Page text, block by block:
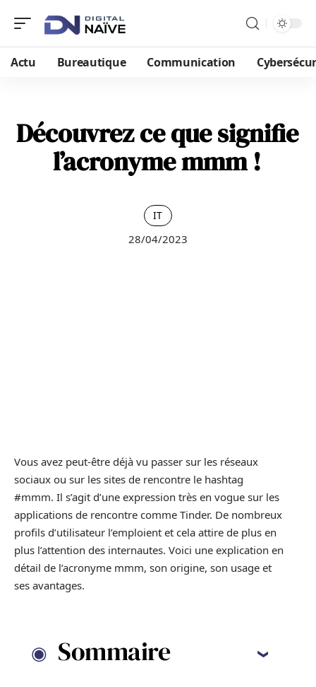
Actu Bureautique Communication
Découvrez ce que signifie
l’acronyme mmm !
IT
28/04/2023
Vous avez peut-être déjà vu passer sur les réseaux
sociaux ou sur les sites de rencontre le hashtag
#mmm. Il s’agit d’une expression très en vogue sur les
applications de rencontre comme Tinder. De nombreux
profils d’utilisateur l’emploient et cela attire de plus en
plus l’attention des internautes. Voici une explication en
détail de l’acronyme mmm, son origine, son usage et
ses avantages.
Sommaire